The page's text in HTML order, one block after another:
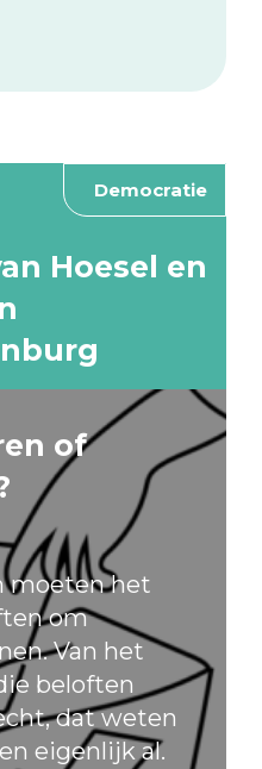
Democratie
Hoesel en
of
moeten het
om
Van het
beloften
dat weten
eigenlijk al.